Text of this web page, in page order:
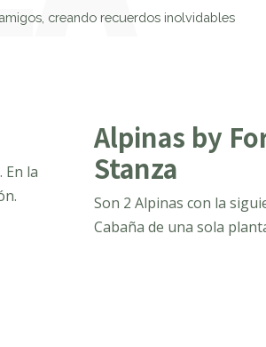
creando recuerdos inolvidables
la
Alpinas by
Stanza
Son 2 Alpinas con la
Cabaña de una sola